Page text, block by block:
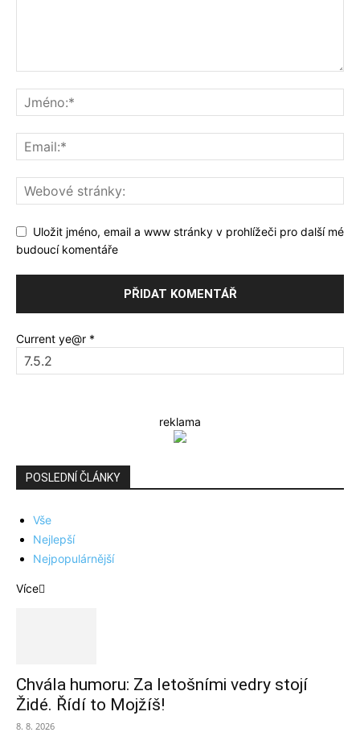
Uložit jméno, email a www stránky v prohlížeči pro další mé
budoucí komentáře
Current ye@r *
reklama
POSLEDNÍ ČLÁNKY
Vše
Nejlepší
Nejpopulárnější
Více
Chvála humoru: Za letošními vedry stojí
Židé. Řídí to Mojžíš!
8. 8. 2026